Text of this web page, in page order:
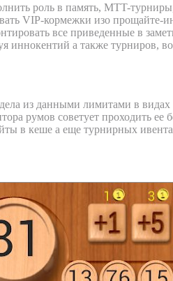
роль в память, MTT-
VIP-кормежки изо прощайте-
все приведенные в
а также турниров,
из данными лимитами в
румов советует проходить
в кеше а еще турнирных